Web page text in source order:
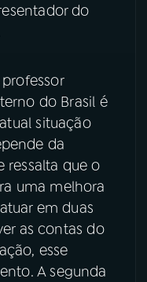
do
do Brasil é
situação
da
ressalta que o
uma melhora
em duas
as contas do
esse
A segunda